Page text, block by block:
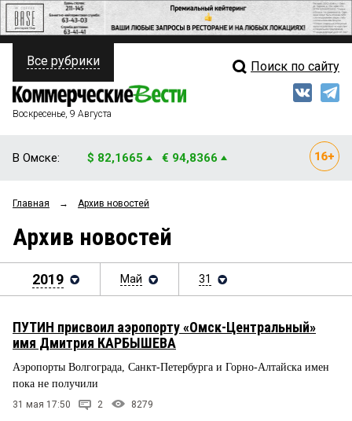
ПОЛИТИКА
ФИНАНСЫ
ОБЩЕСТВО
ЗАКОН
НОВОСТИ КОМПАНИЙ
СТИЛЬ ЖИЗНИ
Свежий выпуск
Блоги
Все рубрики Поиск по сайту
Воскресенье, 9 Августа
В Омске: $ 82,1665 € 94,8366
Главная → Архив новостей
Архив новостей
2019 Май 31
ПУТИН присвоил аэропорту «Омск-Центральный»
имя Дмитрия КАРБЫШЕВА
Аэропорты Волгограда, Санкт-Петербурга и Горно-Алтайска имен
пока не получили
31 мая 17:50 2 8279